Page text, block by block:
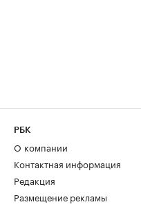
РБК
О компании
Контактная информация
Редакция
Размещение рекламы